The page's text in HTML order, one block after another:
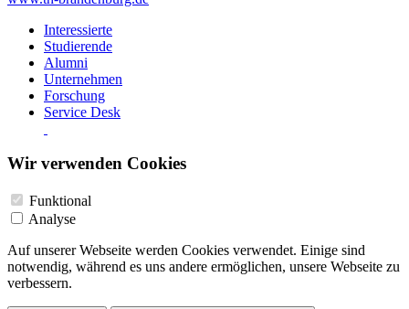
Interessierte
Studierende
Alumni
Unternehmen
Forschung
Service Desk
Wir verwenden Cookies
Funktional
Analyse
Auf unserer Webseite werden Cookies verwendet. Einige sind
notwendig, während es uns andere ermöglichen, unsere Webseite zu
verbessern.